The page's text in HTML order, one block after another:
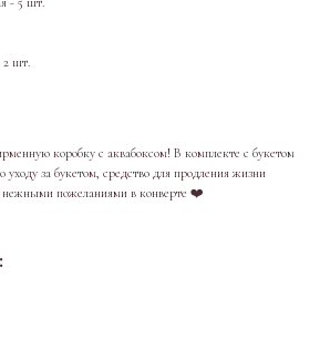
2 шт.
коробку с аквабоксом! В комплекте с букетом
за букетом, средство для продления жизни
нежными пожеланиями в конверте ❤️